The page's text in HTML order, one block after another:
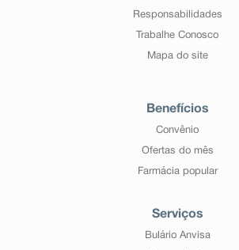
Responsabilidades
Trabalhe Conosco
Mapa do site
Benefícios
Convênio
Ofertas do mês
Farmácia popular
Serviços
Bulário Anvisa